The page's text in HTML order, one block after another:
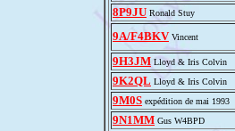
8P9JU Ronald Stuy
9A/F4BKV Vincent
9H3JM Lloyd & Iris Colvin
9K2QL Lloyd & Iris Colvin
9M0S expédition de mai 1993
9N1MM Gus W4BPD